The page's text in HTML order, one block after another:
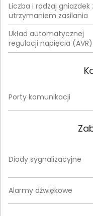
Liczba i rodzaj gniazdek
utrzymaniem zasilania
Układ automatycznej
regulacji napięcia (AVR)
Porty komunikacji
Diody sygnalizacyjne
Alarmy dźwiękowe